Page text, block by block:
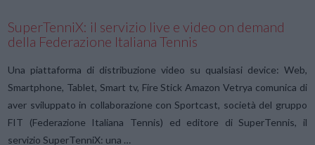
SuperTenniX: il servizio live e video on demand
della Federazione Italiana Tennis
Una piattaforma di distribuzione video su qualsiasi device: Web,
Smartphone, Tablet, Smart tv, Fire Stick Amazon Vetrya comunica di
aver sviluppato in collaborazione con Sportcast, società del gruppo
FIT (Federazione Italiana Tennis) ed editore di SuperTennis, il
servizio SuperTenniX: una …